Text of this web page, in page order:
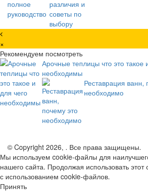
×
Рекомендуем посмотреть
Арочные теплицы что это такое
необходимы
Реставрация ванн,
необходимо
© Copyright 2026, . Все права защищены.
Мы используем cookie-файлы для
нашего сайта. Продолжая использовать этот
с использованием cookie-файлов.
Принять